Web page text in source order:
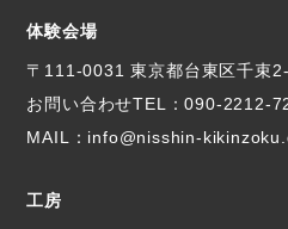
体験会場
〒111-0031 東京都台東区千束
お問い合わせTEL：090-2212-
MAIL：info@nisshin-
工房